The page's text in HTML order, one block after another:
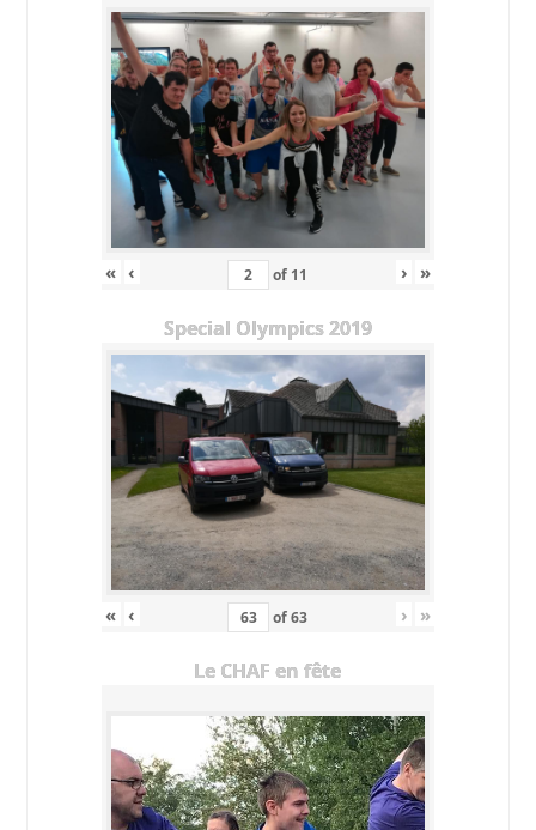
« ‹ of 11 › »
Special Olympics 2019
« ‹ of63 › »
Le CHAF en fête